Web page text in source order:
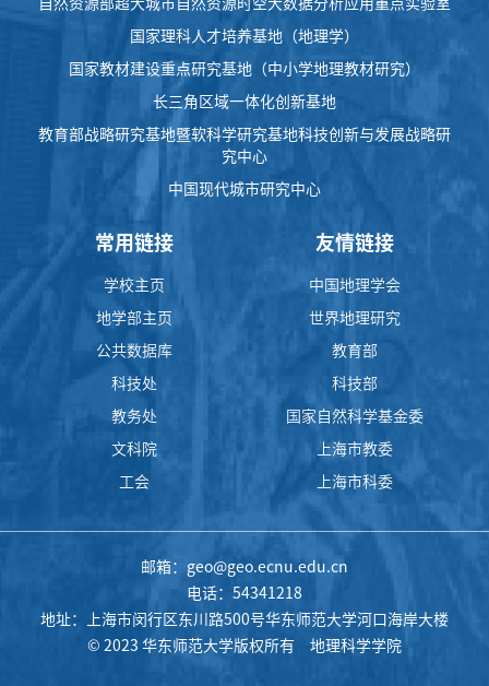
自然资源部超大城市自然资源时空大数据分析应用重点实验室
国家理科人才培养基地（地理学）
国家教材建设重点研究基地（中小学地理教材研究）
长三角区域一体化创新基地
教育部战略研究基地暨软科学研究基地科技创新与发展战略研
究中心
中国现代城市研究中心
常用链接
学校主页
地学部主页
公共数据库
科技处
教务处
文科院
工会
友情链接
中国地理学会
世界地理研究
教育部
科技部
国家自然科学基金委
上海市教委
上海市科委
邮箱：geo@geo.ecnu.edu.cn
电话：54341218
地址：上海市闵行区东川路500号华东师范大学河口海岸大楼
© 2023 华东师范大学版权所有 地理科学学院